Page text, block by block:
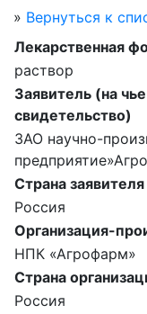
» Вернуться к
Лекарственная
раствор
Заявитель (на
свидетельство)
ЗАО научно-
Страна заявителя
Россия
Организация-
НПК «Агрофарм»
Страна
Россия